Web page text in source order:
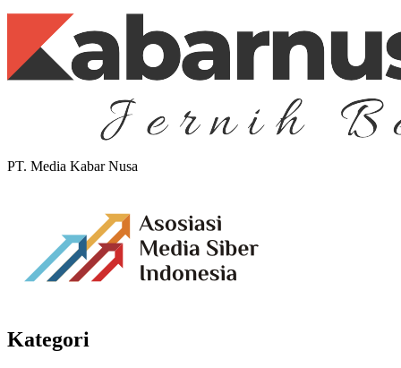
PT. Media Kabar Nusa
Kategori